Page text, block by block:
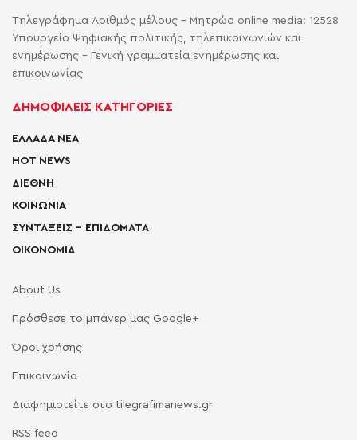
Τηλεγράφημα Αριθμός μέλους - Μητρώο online media: 12528
Υπουργείο Ψηφιακής πολιτικής, τηλεπικοινωνιών και
ενημέρωσης - Γενική γραμματεία ενημέρωσης και
επικοινωνίας
ΔΗΜΟΦΙΛΕΙΣ ΚΑΤΗΓΟΡΙΕΣ
ΕΛΛΑΔΑ ΝΕΑ
HOT NEWS
ΔΙΕΘΝΗ
ΚΟΙΝΩΝΙΑ
ΣΥΝΤΑΞΕΙΣ – ΕΠΙΔΟΜΑΤΑ
ΟΙΚΟΝΟΜΙΑ
About Us
Πρόσθεσε το μπάνερ μας Google+
Όροι χρήσης
Επικοινωνία
Διαφημιστείτε στο tilegrafimanews.gr
RSS feed